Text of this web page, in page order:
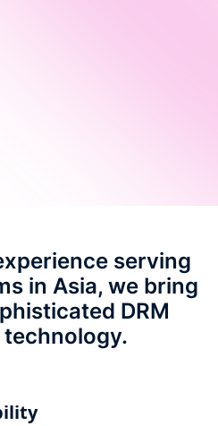
serving
in Asia, we bring
DRM